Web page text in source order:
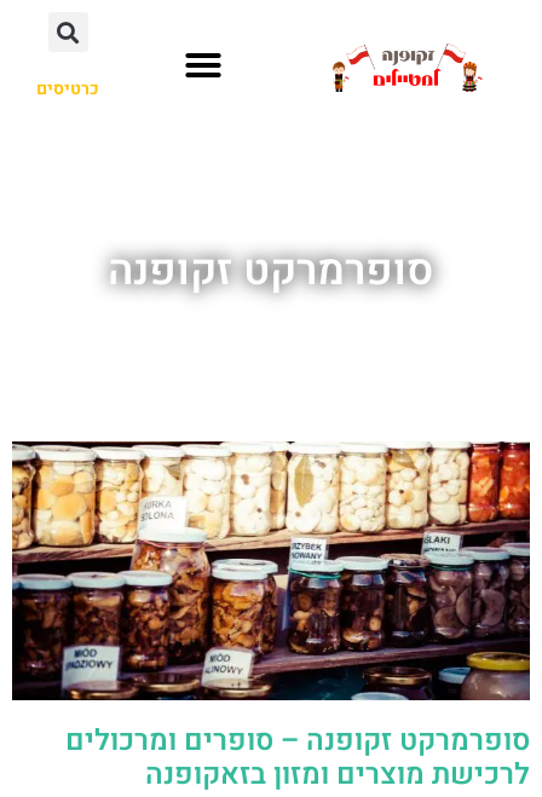
כרטיסים
סופרמרקט זקופנה
סופרמרקט זקופנה – סופרים ומרכולים
לרכישת מוצרים ומזון בזאקופנה